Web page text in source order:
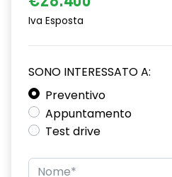
Iva Esposta
SONO INTERESSATO A:
Preventivo
Appuntamento
Test drive